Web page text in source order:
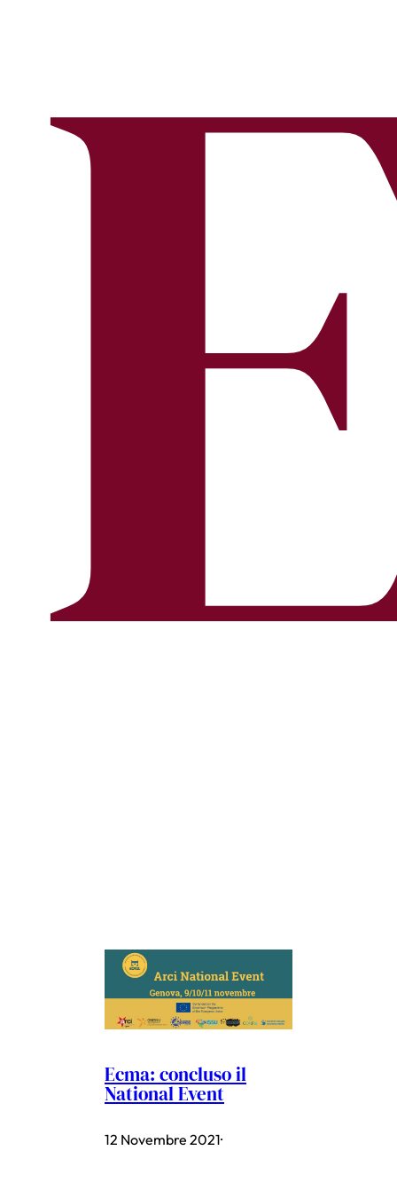
Ecma: concluso il
National Event
12 Novembre 2021·